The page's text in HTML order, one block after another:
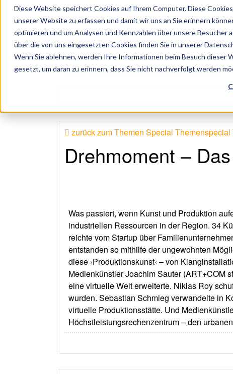
Diese Website speichert Cookies auf Ihrem Computer. Diese
unserer Website zu erfassen und damit wir uns an Sie erinnern
optimieren und um Analysen und Kennzahlen über unsere
über die von uns eingesetzten Cookies finden Sie in unserer
Wenn Sie ablehnen, werden Ihre Informationen beim Besuch
gesetzt, um daran zu erinnern, dass Sie nicht nachverfolgt werden
zurück zum Themen Special
Drehmoment –
Was passiert, wenn Kunst und Produktion
industriellen Ressourcen in der Region. 34
reichte vom Startup über
entstanden so mithilfe der ungewohnten
diese ›Produktionskunst‹ – von
Medienkünstler Joachim Sauter (ART+COM
eine virtuelle Welt erweiterte. Niklas Roy
wurden. Sebastian Schmieg verwandelte in
virtuelle Produktionsstätte. Und
Höchstleistungsrechenzentrum – den
Künstler, Zelte, Bands, Catering, ...